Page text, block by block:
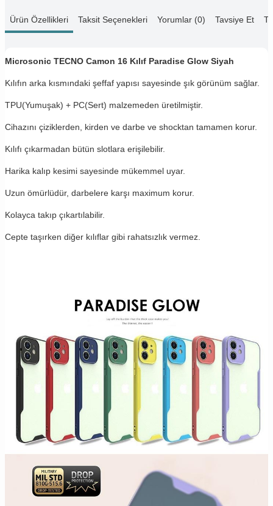
Ürün Özellikleri Taksit Seçenekleri Yorumlar (0) Tavsiye Et
Microsonic TECNO Camon 16 Kılıf Paradise Glow Siyah
Kılıfın arka kısmındaki şeffaf yapısı sayesinde şık görünüm sağlar.
TPU(Yumuşak) + PC(Sert) malzemeden üretilmiştir.
Cihazını çiziklerden, kirden ve darbe ve shocktan tamamen korur.
Kılıfı çıkarmadan bütün slotlara erişilebilir.
Harika kalıp kesimi sayesinde mükemmel uyar.
Uzun ömürlüdür, darbelere karşı maximum korur.
Kolayca takıp çıkartılabilir.
Cepte taşırken diğer kılıflar gibi rahatsızlık vermez.